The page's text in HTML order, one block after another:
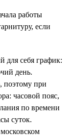
работы
если
для себя график:
день.
поэтому при
часовой пояс,
по времени
суток.